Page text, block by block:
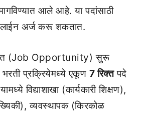
आले आहे. या पदांसाठी
अर्ज करू शकतात.
(Job Opportunity) सुरू
प्रक्रियेमध्ये एकूण 7 रिक्तपदे
विद्याशाखा (कार्यकारी शिक्षण),
व्यवस्थापक (किरकोळ